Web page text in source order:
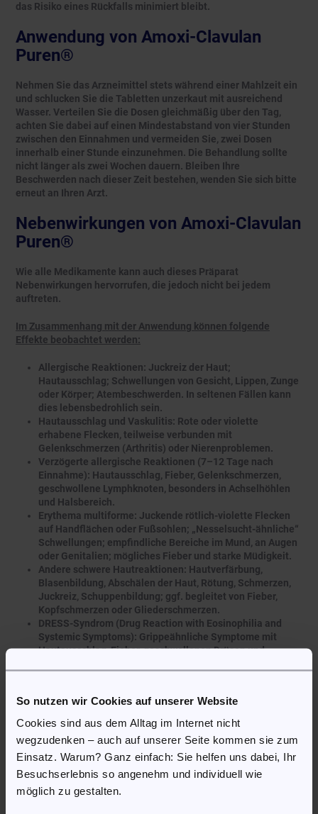
So nutzen wir Cookies auf unserer Website
Cookies sind aus dem Alltag im Internet nicht
wegzudenken – auch auf unserer Seite kommen sie zum
Einsatz. Warum? Ganz einfach: Sie helfen uns dabei, Ihr
Besuchserlebnis so angenehm und individuell wie
möglich zu gestalten.
das Risiko eines Rückfalls minimiert bleibt.
Anwendung von Amoxi-Clavulan
Puren®
Nehmen Sie das Arzneimittel stets während einer Mahlzeit ein
und schlucken Sie die Tabletten unzerkaut mit ausreichend
Wasser. Verteilen Sie die Dosen gleichmäßig über den Tag,
achten Sie dabei auf einen Mindestabstand von vier Stunden
zwischen den Einnahmen und vermeiden Sie, zwei Dosen
innerhalb einer Stunde einzunehmen. Die Behandlung sollte
nicht länger als zwei Wochen dauern. Bleiben Ihre
Beschwerden nach dieser Zeit bestehen, wenden Sie sich bitte
erneut an Ihren Arzt.
Nebenwirkungen von Amoxi-Clavulan
Puren®
Wie alle Medikamente kann auch dieses Präparat
Nebenwirkungen hervorrufen, die jedoch nicht bei jedem
auftreten.
Im Zusammenhang mit der Anwendung können folgende
Effekte beobachtet werden:
Allergische Reaktionen: Juckreiz der Haut;
Hautausschlag; Schwellungen von Gesicht, Lippen, Zunge
oder Körper; Atembeschwerden. In seltenen Fällen kann
dies lebensbedrohlich sein.
Hautausschlag und Vaskulitis: Rote oder violette
erhabene Flecken, teilweise verbunden mit
Gelenkschmerzen (Arthritis) oder Nierenproblemen.
Verzögerte allergische Reaktionen (7–12 Tage nach
Einnahme): Hautausschlag, Fieber, Gelenkschmerzen,
geschwollene Lymphknoten, besonders in Achselhöhlen
und Halsbereich.
Erythema multiforme: Juckende rötlich-violette Flecken
auf Handflächen oder Fußsohlen; „Nesselsucht-ähnliche“
Schwellungen; empfindliche Bereiche im Mund, an Augen
oder Genitalien; mögliches Fieber und starke Müdigkeit.
Andere schwere Hautreaktionen: Hautverfärbung,
Blasenbildung, Abschälen der Haut, Rötung, Schmerzen,
Juckreiz, Schuppenbildung; ggf. begleitet von Fieber,
Kopfschmerzen oder Gliederschmerzen.
DRESS-Syndrom (Drug Reaction with Eosinophilia and
Systemic Symptoms): Grippeähnliche Symptome mit
Hautausschlag, Fieber, geschwollenen Drüsen und
Jarisch-Herxheimer-Reaktion bei Borreliose: Fieber,
Schüttelfrost, Kopfschmerzen, Muskelschmerzen,
Entzündung des Dickdarms (Kolitis): Wässriger Durchfall,
oft mit Blut oder Schleim, Bauchschmerzen und Fieber.
Schwere Leberreaktionen: Dunkler Urin, blasse Stühle,
Gelbfärbung der Haut oder Augen, besonders bei längerer
Anwendung oder älteren Patienten.